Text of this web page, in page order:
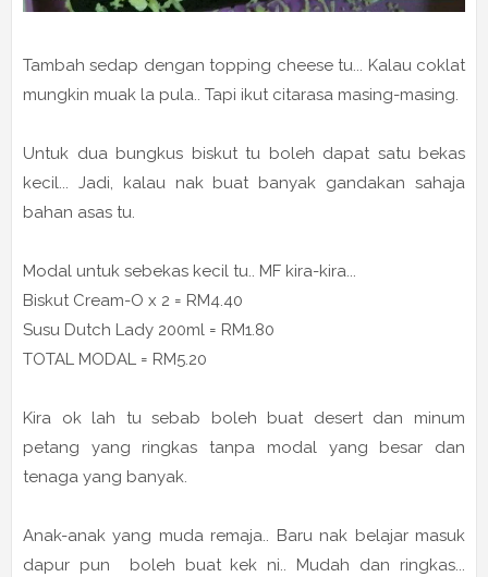
Tambah sedap dengan topping cheese tu... Kalau coklat
mungkin muak la pula.. Tapi ikut citarasa masing-masing.
Untuk dua bungkus biskut tu boleh dapat satu bekas
kecil... Jadi, kalau nak buat banyak gandakan sahaja
bahan asas tu.
Modal untuk sebekas kecil tu.. MF kira-kira...
Biskut Cream-O x 2 = RM4.40
Susu Dutch Lady 200ml = RM1.80
TOTAL MODAL = RM5.20
Kira ok lah tu sebab boleh buat desert dan minum
petang yang ringkas tanpa modal yang besar dan
tenaga yang banyak.
Anak-anak yang muda remaja.. Baru nak belajar masuk
dapur pun boleh buat kek ni.. Mudah dan ringkas...